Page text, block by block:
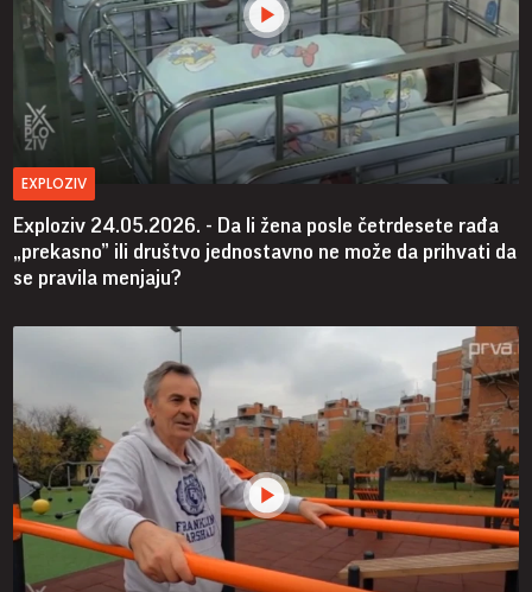
EXPLOZIV
Exploziv 24.05.2026. - Da li žena posle četrdesete rađa
„prekasno” ili društvo jednostavno ne može da prihvati da
se pravila menjaju?